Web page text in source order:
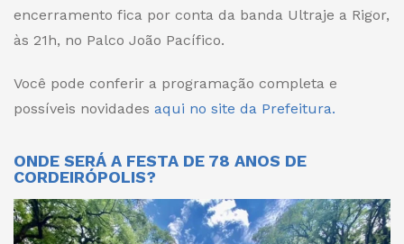
encerramento fica por conta da banda Ultraje a Rigor,
às 21h, no Palco João Pacífico.
Você pode conferir a programação completa e
possíveis novidades aqui no site da Prefeitura.
ONDE SERÁ A FESTA DE 78 ANOS DE
CORDEIRÓPOLIS?